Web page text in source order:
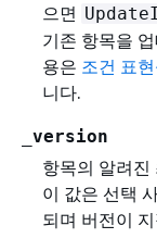
으면
기존 항목을
용은 조건 표
니다.
_version
항목의 알려진
이 값은 선택
되며 버전이